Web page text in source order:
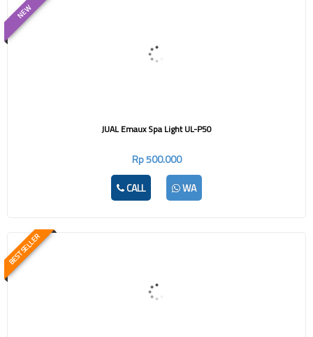
NEW
JUAL Emaux Spa Light UL-P50
Rp 500.000
CALL
WA
BEST SELLER